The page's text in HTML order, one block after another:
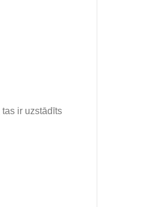
ir uzstādīts